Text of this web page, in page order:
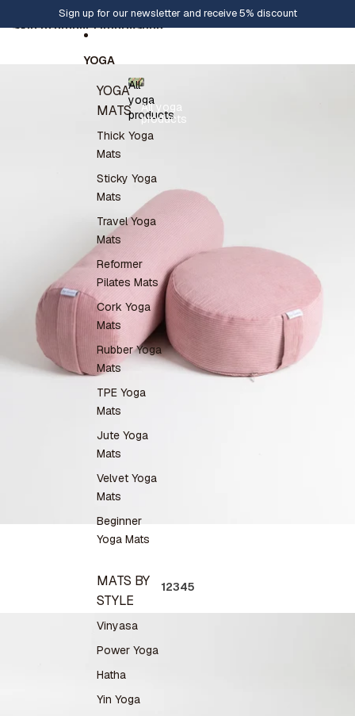
Sign up for our newsletter and receive 5% discount
YOGA
YOGA
MATS
Thick Yoga
Mats
Sticky Yoga
Mats
Travel Yoga
Mats
Reformer
Pilates Mats
Cork Yoga
Mats
Rubber Yoga
Mats
TPE Yoga
Mats
Jute Yoga
Mats
Velvet Yoga
Mats
Beginner
Yoga Mats
MATS BY
STYLE
Vinyasa
Power Yoga
Hatha
Yin Yoga
All
yoga
products
All yoga
products
Skip to product information
12345